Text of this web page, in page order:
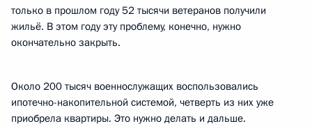
только в прошлом году 52 тысячи ветеранов получили
жильё. В этом году эту проблему, конечно, нужно
окончательно закрыть.
Около 200 тысяч военнослужащих воспользовались
ипотечно-накопительной системой, четверть из них уже
приобрела квартиры. Это нужно делать и дальше.